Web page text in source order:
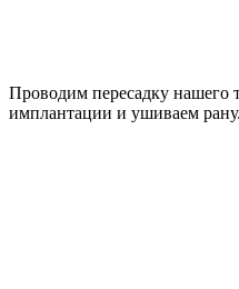
Проводим пересадку нашего
имплантации и ушиваем рану.